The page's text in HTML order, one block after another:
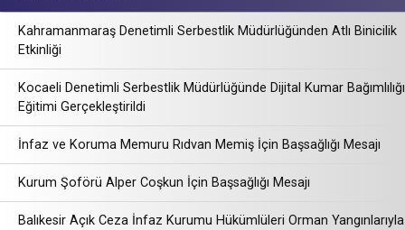
Kahramanmaraş Denetimli Serbestlik Müdürlüğünden Atlı Binicilik
Etkinliği
Kocaeli Denetimli Serbestlik Müdürlüğünde Dijital Kumar Bağımlılığı
Eğitimi Gerçekleştirildi
İnfaz ve Koruma Memuru Rıdvan Memiş İçin Başsağlığı Mesajı
Kurum Şoförü Alper Coşkun İçin Başsağlığı Mesajı
Balıkesir Açık Ceza İnfaz Kurumu Hükümlüleri Orman Yangınlarıyla